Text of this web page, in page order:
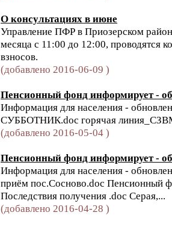
О консультациях в июне
Управление ПФР в Приозерском
месяца с 11:00 до 12:00, проводятся
взносов.
(добавлено 2016-06-09 )
Пенсионный фонд информирует -
Информация для населения -
СУББОТНИК.doc горячая
(добавлено 2016-05-04 )
Пенсионный фонд информирует -
Информация для населения -
приём пос.Сосново.doc Пенсионный
Последствия получения .doc Серая,...
(добавлено 2016-04-28 )